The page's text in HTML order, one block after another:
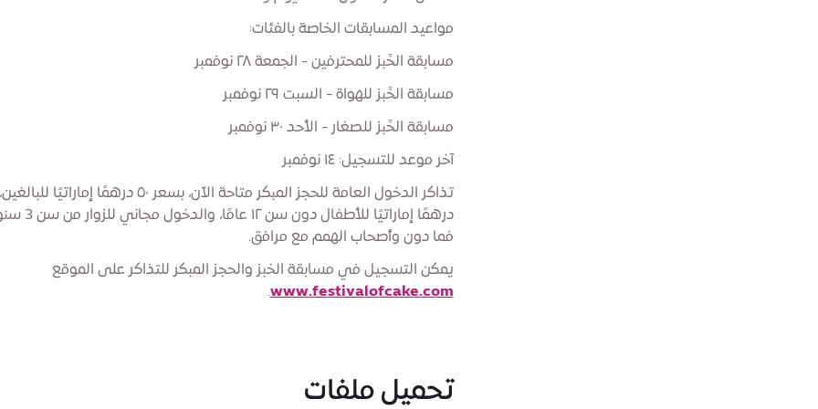
مواعيد المسابقات الخاصة بالفئات:
مسابقة الخَبز للمحترفين - الجمعة ٢٨ نوفمبر
مسابقة الخَبز للهواة - السبت ٢٩ نوفمبر
مسابقة الخَبز للصغار - الأحد ٣٠ نوفمبر
آخر موعد للتسجيل: ١٤ نوفمبر
درهمًا إماراتيًا للأطفال دون سن
فما دون وأصحاب الهمم مع مرافق.
يمكن التسجيل في مسابقة الخبز والحجز المبكر للتذاكر على الموقع
www.festivalofcake.com
.
تحميل ملفات